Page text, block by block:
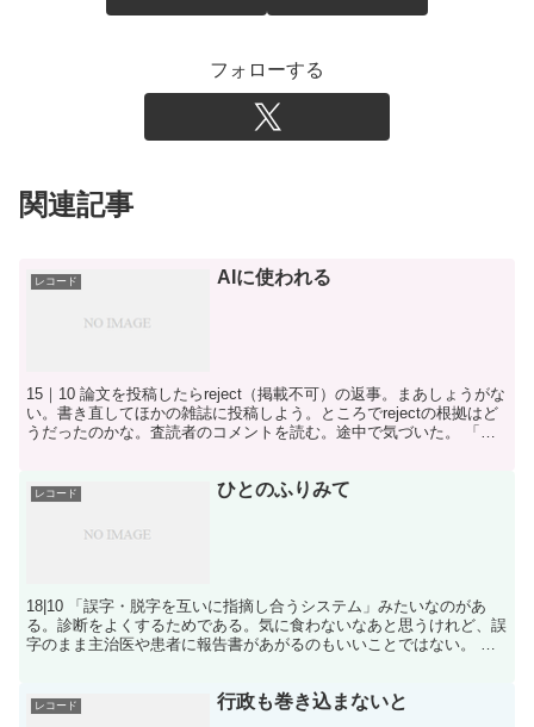
フォローする
関連記事
レコード AIに使われる
15｜10 論文を投稿したらreject（掲載不可）の返事。まあしょうがな
い。書き直してほかの雑誌に投稿しよう。ところでrejectの根拠はど
うだったのかな。査読者のコメントを読む。途中で気づいた。 「こ
レコード ひとのふりみて
18|10 「誤字・脱字を互いに指摘し合うシステム」みたいなのがあ
る。診断をよくするためである。気に食わないなあと思うけれど、誤
字のまま主治医や患者に報告書があがるのもいいことではない。 い
レコード 行政も巻き込まないと